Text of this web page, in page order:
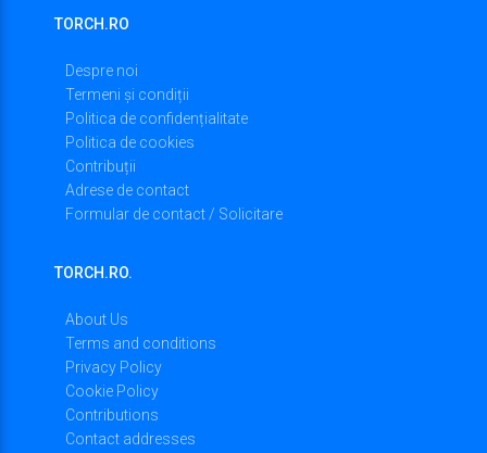
TORCH.RO
Despre noi
Termeni și condiții
Politica de confidențialitate
Politica de cookies
Contribuții
Adrese de contact
Formular de contact / Solicitare
TORCH.RO.
About Us
Terms and conditions
Privacy Policy
Cookie Policy
Contributions
Contact addresses